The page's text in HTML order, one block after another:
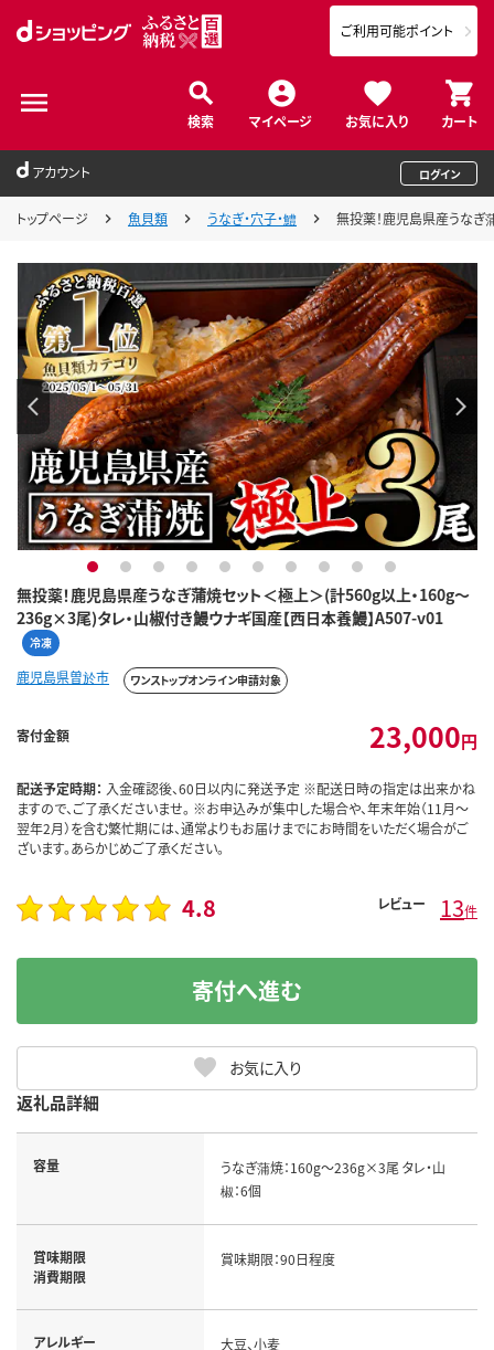
検索 マイページ お気に入り カート
ご利用可能ポイント
アカウント ログイン
トップページ 魚貝類 うなぎ・穴子・鱧 無投薬！鹿児島県産うなぎ
無投薬！鹿児島県産うなぎ蒲焼セット＜極上＞(計560g以上・160g～
236g×3尾)タレ・山椒付き鰻ウナギ国産【西日本養鰻】A507-v01
冷凍
1 2 3 4 5 6 7 8 9 10
鹿児島県曽於市 ワンストップオンライン申請対象
寄付金額 23,000円
配送予定時期： 入金確認後、60日以内に発送予定 ※配送日時の指定は出来かね
ますので、ご了承くださいませ。 ※お申込みが集中した場合や、年末年始（11月～
翌年2月）を含む繁忙期には、通常よりもお届けまでにお時間をいただく場合がご
ざいます。あらかじめご了承ください。
4.8 レビュー 13件
お気に入り
寄付へ進む
返礼品詳細
容量
うなぎ蒲焼：160g～236g×3尾 タレ・山
椒：6個
賞味期限
消費期限
賞味期限：90日程度
アレルギー 大豆、小麦